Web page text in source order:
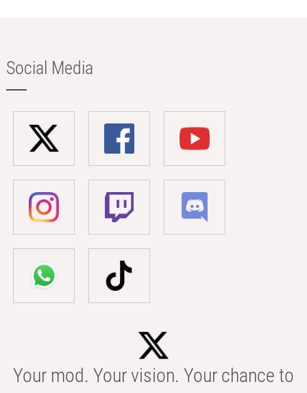
Social Media
Your mod. Your vision. Your chance to